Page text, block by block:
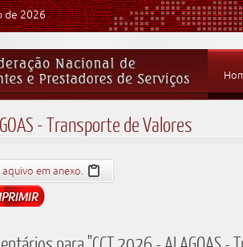
de 2026
- Transporte de Valores
aquivo em anexo.